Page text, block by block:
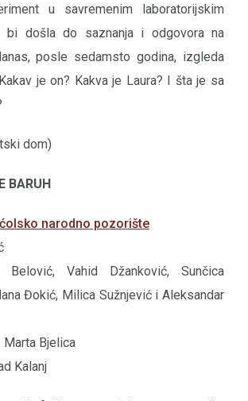
u savremenim laboratorijskim
bi došla do saznanja i odgovora na
posle sedamsto godina, izgleda
je on? Kakva je Laura? I šta je sa
dom)
BARUH
narodno pozorište
Belović, Vahid Džanković, Sunčica
Đokić, Milica Sužnjević i Aleksandar
Bjelica
Kalanj